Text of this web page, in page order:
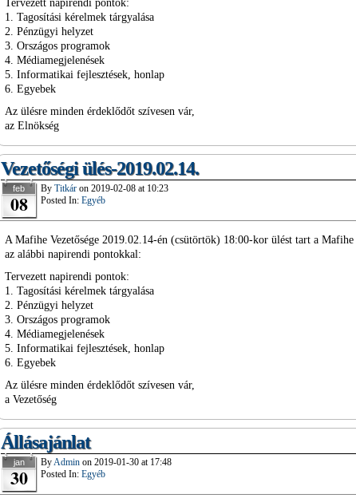
Tervezett napirendi pontok:
1. Tagosítási kérelmek tárgyalása
2. Pénzügyi helyzet
3. Országos programok
4. Médiamegjelenések
5. Informatikai fejlesztések, honlap
6. Egyebek
Az ülésre minden érdeklődőt szívesen vár,
az Elnökség
Vezetőségi ülés-2019.02.14.
feb
08
ByTitkár on2019-02-08 at 10:23
Posted In:Egyéb
A Mafihe Vezetősége 2019.02.14-én (csütörtök) 18:00-kor ülést tart a
az alábbi napirendi pontokkal:
Tervezett napirendi pontok:
1. Tagosítási kérelmek tárgyalása
2. Pénzügyi helyzet
3. Országos programok
4. Médiamegjelenések
5. Informatikai fejlesztések, honlap
6. Egyebek
Az ülésre minden érdeklődőt szívesen vár,
a Vezetőség
Állásajánlat
jan
30
ByAdmin on2019-01-30 at 17:48
Posted In:Egyéb